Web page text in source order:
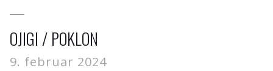
OJIGI / POKLON
9. februar 2024